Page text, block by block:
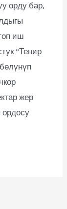
орду бар,
иш
“Тенир
жер